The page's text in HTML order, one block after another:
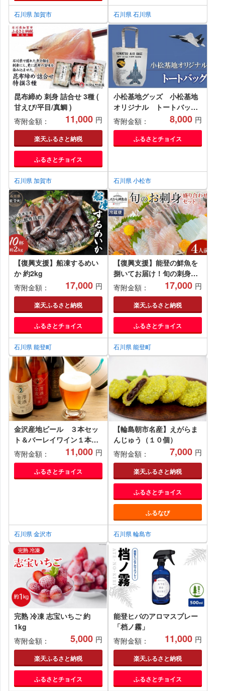
ラウドファンディング 実施
中 GCF
石川県 加賀市 石川県 石川県
昆布締め 刺身 詰合せ 3種 (
甘えび/平目/真鯛 )
寄附金額：
11,000 円
楽天ふるさと納税
ふるさとチョイス
石川県 加賀市
小松基地グッズ 小松基地
オリジナル トートバッグ
（第306飛行隊）
寄附金額： 8,000 円
ふるさとチョイス
石川県 小松市
【復興支援】船凍するめい
か 約2kg
寄附金額：
17,000 円
楽天ふるさと納税
ふるさとチョイス
石川県 能登町
【復興支援】能登の鮮魚を
捌いてお届け！旬の刺身盛
り合わせセット（4人前）
寄附金額： 17,000 円
楽天ふるさと納税
ふるさとチョイス
石川県 能登町
金沢産地ビール ３本セッ
ト＆バーレイワイン１本付
き 石川 金沢 加賀百万石 加
賀 百万石 北陸 北陸復興 北
陸支援
寄附金額： 11,000 円
ふるさとチョイス
石川県 金沢市
【輪島朝市名産】えがらま
んじゅう（１０個）
寄附金額：
7,000 円
楽天ふるさと納税
ふるさとチョイス
ふるなび
石川県 輪島市
完熟 冷凍 志宝いちご 約
1kg
寄附金額：
5,000 円
楽天ふるさと納税
ふるさとチョイス
能登ヒバのアロマスプレー
「档ノ霧」
寄附金額：
11,000 円
楽天ふるさと納税
ふるさとチョイス